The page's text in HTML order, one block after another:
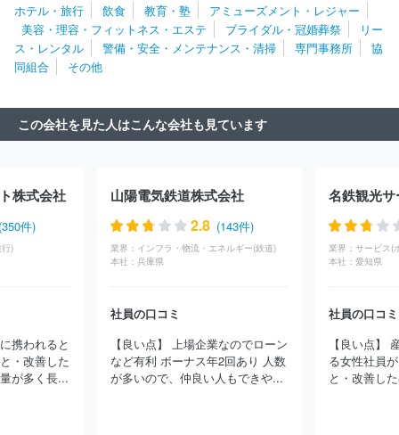
琵琶湖グランドホテル
株式会社ＪＲ東海ホテルズ
株式会社ロイ
ヤルオークリゾート
名鉄観光サービス株式会社
株式会社グラッ
ドシステムズ
株式会社阪急阪神ホテルズ
遠鉄観光開発株式会社
株式会社アークホテル
京都東急ホテル
株式会社東京ドーム・リゾートオペレーションズ
株式会社呉竹荘
リゾートトラスト株式会社
ト
株式会社水明館 株式会社登別グランドホテル
株式会社蔵王
野口観光株式会社
株式会社伊勢甚本社 株式会社萬世閣
株式
会社エス・ティー・ワールド
株式会社ミリアルリゾートホテルズ
株式会社ＫＴＫ
一般財団法人休暇村協会
株式会社ホテル南風荘 ＡＮＡテレマート株式会社
さくらツ
Ｔ－ＬＩＦＥホールディングス株式会社
株式
株式会社ＪＡＬナビア
ルートインジャパン株式会社
株式会社エ
フ・イー・ティーシステム
株式会社伊東園ホテルズ
株式会社読
売旅行
日本ビューホテル株式会社
株式会社ニッコウトラベル
ホテル・旅行 飲食 教育・塾
アミューズメント・レジャー
美容・理容・フィットネス・エステ
ブライダル・冠婚葬祭
リー
ス・レンタル
警備・安全・メンテナンス・清掃 専門事務所
協
同組合
その他
この会社を見た人はこんな会社も見ています
株式会社
件)
)
携われると
・改善した
が多く長...
山陽電気鉄道株式会社
2.8 (143件)
業界： インフラ・物流・エネルギー(鉄道)
本社： 兵庫県
社員の口コミ
【良い点】 上場企業なのでローン
など有利 ボーナス年2回あり 人数
が多いので、仲良い人もできや...
名鉄観光
業界： サービス(
本社： 愛知県
社員の口コミ
【良い点】
る女性社員
と・改善し